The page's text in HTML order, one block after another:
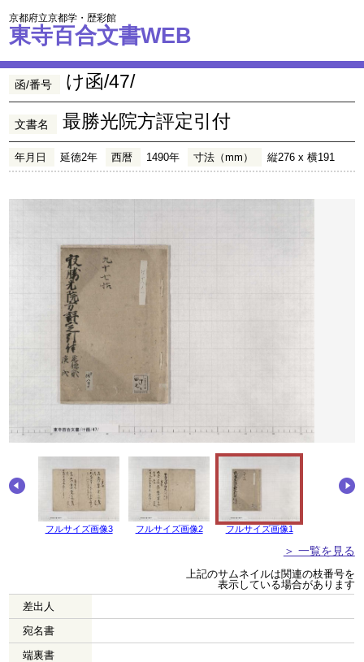
京都府立京都学・歴彩館
東寺百合文書WEB
函/番号 け函/47/
文書名 最勝光院方評定引付
年月日 延徳2年 西暦 1490年 寸法（mm） 縦276 x 横191
フルサイズ画像3 フルサイズ画像2 フルサイズ画像1
＞ 一覧を見る
上記のサムネイルは関連の枝番号を
表示している場合があります
差出人
宛名書
端裏書